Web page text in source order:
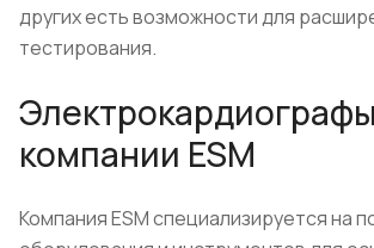
других есть возможности для
тестирования.
компании ESM
Компания ESM специализируется на